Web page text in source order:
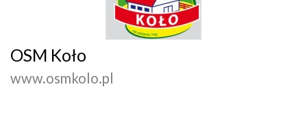
OSM Koło
www.osmkolo.pl